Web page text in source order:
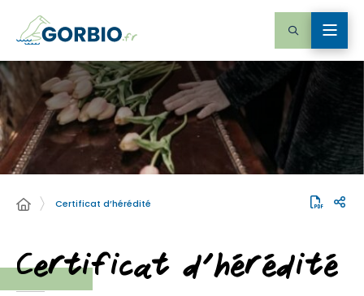
Certificat d’hérédité
Certificat d’hérédité